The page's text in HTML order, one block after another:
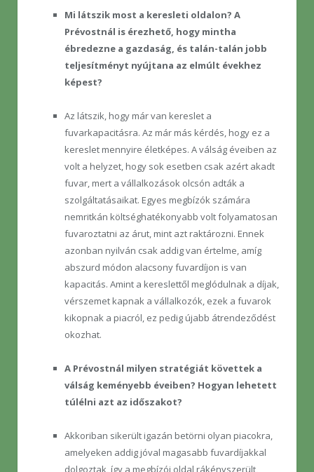
Mi látszik most a keresleti oldalon? A
Prévostnál is érezhető, hogy mintha
ébredezne a gazdaság, és talán-talán jobb
teljesítményt nyújtana az elmúlt évekhez
képest?
Az látszik, hogy már van kereslet a
fuvarkapacitásra. Az már más kérdés, hogy ez a
kereslet mennyire életképes. A válság éveiben az
volt a helyzet, hogy sok esetben csak azért akadt
fuvar, mert a vállalkozások olcsón adták a
szolgáltatásaikat. Egyes megbízók számára
nemritkán költséghatékonyabb volt folyamatosan
fuvaroztatni az árut, mint azt raktározni. Ennek
azonban nyilván csak addig van értelme, amíg
abszurd módon alacsony fuvardíjon is van
kapacitás. Amint a kereslettől meglódulnak a díjak,
vérszemet kapnak a vállalkozók, ezek a fuvarok
kikopnak a piacról, ez pedig újabb átrendeződést
okozhat.
A Prévostnál milyen stratégiát követtek a
válság keményebb éveiben? Hogyan lehetett
túlélni azt az időszakot?
Akkoriban sikerült igazán betörni olyan piacokra,
amelyeken addig jóval magasabb fuvardíjakkal
dolgoztak, így a megbízói oldal rákényszerült,